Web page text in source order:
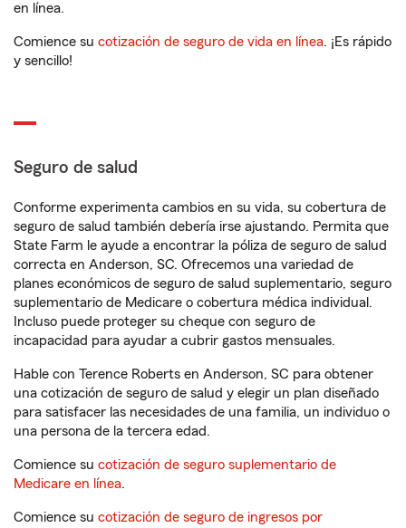
en línea.
Comience su cotización de seguro de vida en línea. ¡Es rápido
y sencillo!
Seguro de salud
Conforme experimenta cambios en su vida, su cobertura de
seguro de salud también debería irse ajustando. Permita que
State Farm le ayude a encontrar la póliza de seguro de salud
correcta en Anderson, SC. Ofrecemos una variedad de
planes económicos de seguro de salud suplementario, seguro
suplementario de Medicare o cobertura médica individual.
Incluso puede proteger su cheque con seguro de
incapacidad para ayudar a cubrir gastos mensuales.
Hable con Terence Roberts en Anderson, SC para obtener
una cotización de seguro de salud y elegir un plan diseñado
para satisfacer las necesidades de una familia, un individuo o
una persona de la tercera edad.
Comience su cotización de seguro suplementario de
Medicare en línea.
Comience su cotización de seguro de ingresos por